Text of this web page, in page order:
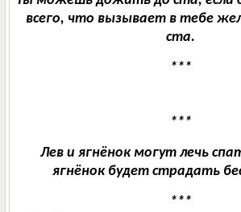
всего, что вызывает в тебе
ста.
***
***
Лев и ягнёнок могут лечь
ягнёнок будет страдать
***